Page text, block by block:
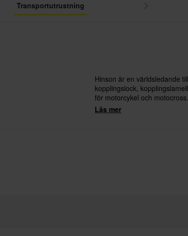
Transportutrustning
Hinson är en världsledande
kopplingslock,
för motorcykel och
flera stora fabriksteam som
Team Suzuki och Team KTM.
Läs mer